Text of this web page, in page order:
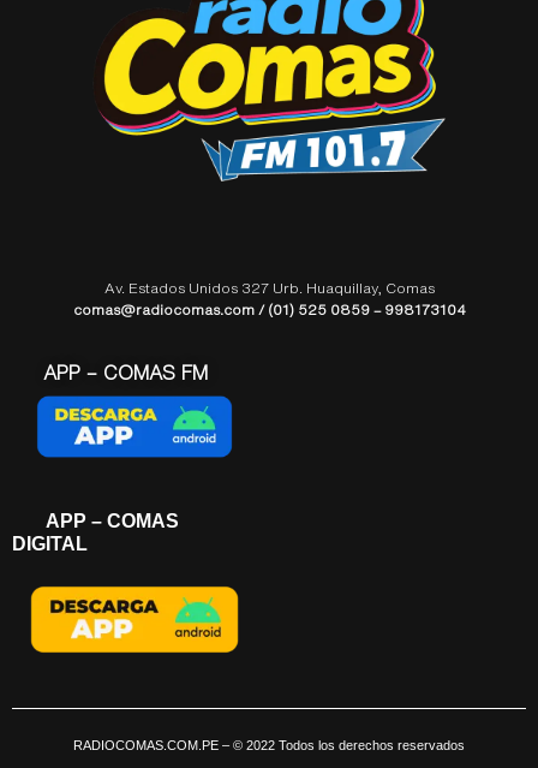
Av. Estados Unidos 327 Urb. Huaquillay, Comas
comas@radiocomas.com / (01) 525 0859 – 998173104
APP – COMAS FM
APP – COMAS
DIGITAL
RADIOCOMAS.COM.PE – © 2022 Todos los derechos reservados